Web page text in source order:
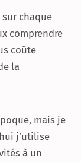
sur chaque
comprendre
coûte
la
mais je
j’utilise
à un